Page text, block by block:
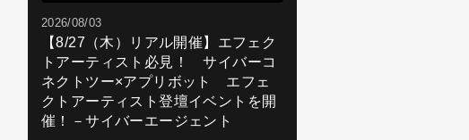
2026/08/03
【8/27（木）リアル開催】エフェク
トアーティスト必見！ サイバーコ
ネクトツー×アプリボット エフェ
クトアーティスト登壇イベントを開
催！－サイバーエージェント